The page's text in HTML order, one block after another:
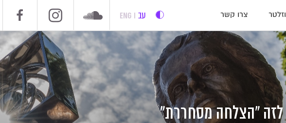
צרו קשר עב ENG
לזה "הצלחה מסחררת"